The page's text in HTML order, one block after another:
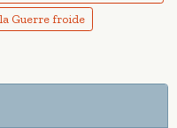
Guerre froide